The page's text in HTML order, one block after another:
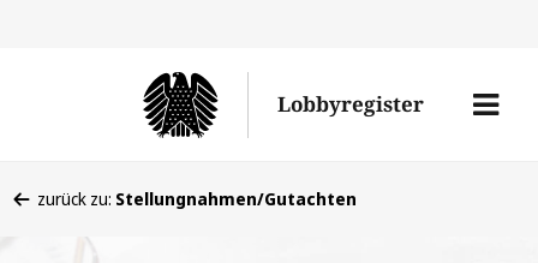
Lobbyregister
Menü
befinden
zurück zu: Stellungnahmen/Gutachten